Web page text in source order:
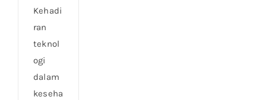
Kehadi
ran
teknol
ogi
dalam
keseha